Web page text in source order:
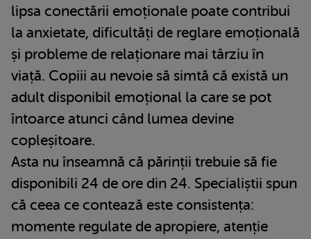
lipsa conectării emoționale poate contribui
la anxietate, dificultăți de reglare emoțională
și probleme de relaționare mai târziu în
viață. Copiii au nevoie să simtă că există un
adult disponibil emoțional la care se pot
întoarce atunci când lumea devine
copleșitoare.
Asta nu înseamnă că părinții trebuie să fie
disponibili 24 de ore din 24. Specialiștii spun
că ceea ce contează este consistența:
momente regulate de apropiere, atenție